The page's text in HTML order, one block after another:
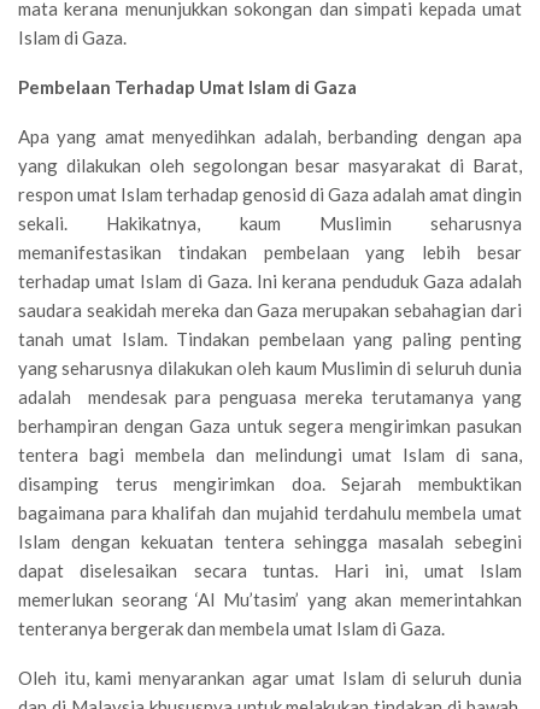
mata kerana menunjukkan sokongan dan simpati kepada umat
Islam di Gaza.
Pembelaan Terhadap Umat Islam di Gaza
Apa yang amat menyedihkan adalah, berbanding dengan apa
yang dilakukan oleh segolongan besar masyarakat di Barat,
respon umat Islam terhadap genosid di Gaza adalah amat dingin
sekali. Hakikatnya, kaum Muslimin seharusnya
memanifestasikan tindakan pembelaan yang lebih besar
terhadap umat Islam di Gaza. Ini kerana penduduk Gaza adalah
saudara seakidah mereka dan Gaza merupakan sebahagian dari
tanah umat Islam. Tindakan pembelaan yang paling penting
yang seharusnya dilakukan oleh kaum Muslimin di seluruh dunia
adalah mendesak para penguasa mereka terutamanya yang
berhampiran dengan Gaza untuk segera mengirimkan pasukan
tentera bagi membela dan melindungi umat Islam di sana,
disamping terus mengirimkan doa. Sejarah membuktikan
bagaimana para khalifah dan mujahid terdahulu membela umat
Islam dengan kekuatan tentera sehingga masalah sebegini
dapat diselesaikan secara tuntas. Hari ini, umat Islam
memerlukan seorang ‘Al Mu’tasim’ yang akan memerintahkan
tenteranya bergerak dan membela umat Islam di Gaza.
Oleh itu, kami menyarankan agar umat Islam di seluruh dunia